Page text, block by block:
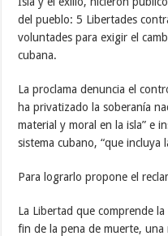
del pueblo: 5 Libertades
voluntades para exigir el
cubana.
La proclama denuncia el
ha privatizado la soberanía
material y moral en la isla” e
sistema cubano, “que incluya
Para lograrlo propone el
La Libertad que comprende
fin de la pena de muerte,